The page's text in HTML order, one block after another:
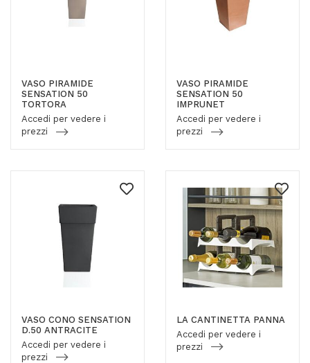
VASO PIRAMIDE
SENSATION 50
TORTORA
Accedi per vedere i
prezzi
VASO PIRAMIDE
SENSATION 50
IMPRUNET
Accedi per vedere i
prezzi
VASO CONO SENSATION
D.50 ANTRACITE
Accedi per vedere i
prezzi
LA CANTINETTA PANNA
Accedi per vedere i
prezzi